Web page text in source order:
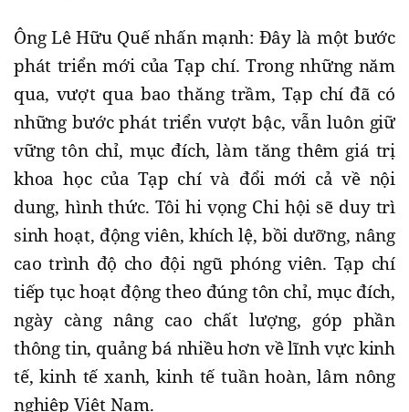
Ông Lê Hữu Quế nhấn mạnh: Đây là một bước
phát triển mới của Tạp chí. Trong những năm
qua, vượt qua bao thăng trầm, Tạp chí đã có
những bước phát triển vượt bậc, vẫn luôn giữ
vững tôn chỉ, mục đích, làm tăng thêm giá trị
khoa học của Tạp chí và đổi mới cả về nội
dung, hình thức. Tôi hi vọng Chi hội sẽ duy trì
sinh hoạt, động viên, khích lệ, bồi dưỡng, nâng
cao trình độ cho đội ngũ phóng viên. Tạp chí
tiếp tục hoạt động theo đúng tôn chỉ, mục đích,
ngày càng nâng cao chất lượng, góp phần
thông tin, quảng bá nhiều hơn về lĩnh vực kinh
tế, kinh tế xanh, kinh tế tuần hoàn, lâm nông
nghiệp Việt Nam.